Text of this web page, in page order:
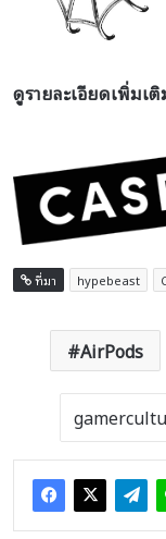
ดูรายละเอียดเพิ่มเ
ที่มา hypebeast
AirPods